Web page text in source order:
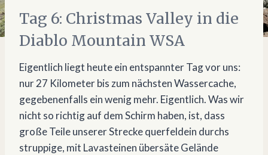
Tag 6: Christmas Valley in die
Diablo Mountain WSA
Eigentlich liegt heute ein entspannter Tag vor uns:
nur 27 Kilometer bis zum nächsten Wassercache,
gegebenenfalls ein wenig mehr. Eigentlich. Was wir
nicht so richtig auf dem Schirm haben, ist, dass
große Teile unserer Strecke querfeldein durchs
struppige, mit Lavasteinen übersäte Gelände